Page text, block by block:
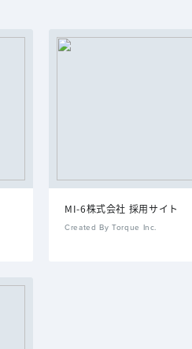
MI-6株式会社 採用サイト
Created By Torque Inc.